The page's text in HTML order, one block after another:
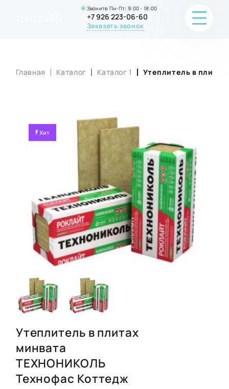
Звоните Пн-Пт: 9:00 - 18:00
+7 926 223-06-60
Заказать звонок
ПОРТФОЛИО
ОНЛАЙН-ПРОДАЖА
ВОПРОС-ОТВЕТ
Главная Каталог Каталог 1 Утеплитель в
Хит
Утеплитель в плитах
минвата
ТЕХНОНИКОЛЬ
Технофас Коттедж